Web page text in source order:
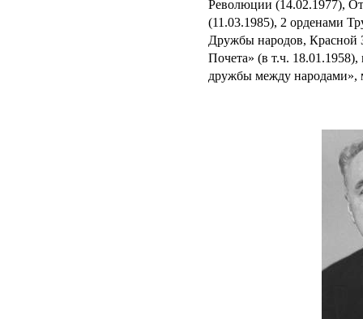
Революции (14.02.1977),
(11.03.1985), 2 орденами
Дружбы народов, Красной
Почета» (в т.ч.
дружбы между